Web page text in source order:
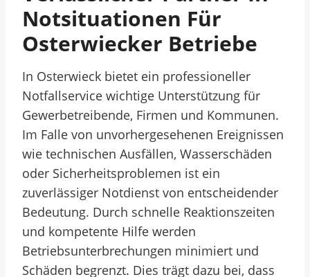
Notsituationen Für
Osterwiecker Betriebe
In Osterwieck bietet ein professioneller
Notfallservice wichtige Unterstützung für
Gewerbetreibende, Firmen und Kommunen.
Im Falle von unvorhergesehenen Ereignissen
wie technischen Ausfällen, Wasserschäden
oder Sicherheitsproblemen ist ein
zuverlässiger Notdienst von entscheidender
Bedeutung. Durch schnelle Reaktionszeiten
und kompetente Hilfe werden
Betriebsunterbrechungen minimiert und
Schäden begrenzt. Dies trägt dazu bei, dass